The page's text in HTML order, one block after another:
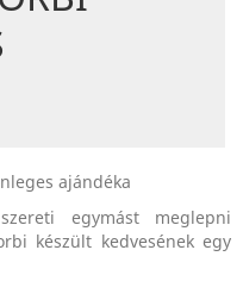
egymást meglepni
készült kedvesének egy